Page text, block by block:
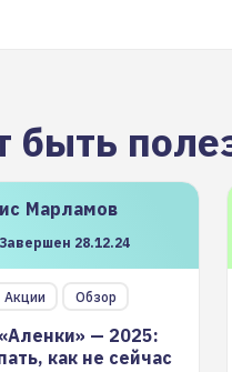
быть
Марламов
Завершен 28.12.24
Акции Обзор
— 2025:
как не сейчас